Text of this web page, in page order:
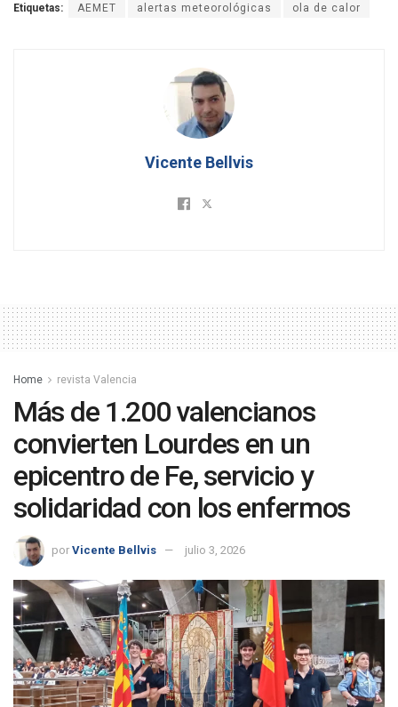
Etiquetas: AEMET alertas meteorológicas ola de calor
Vicente Bellvis
Home revista Valencia
Más de 1.200 valencianos
convierten Lourdes en un
epicentro de Fe, servicio y
solidaridad con los enfermos
por Vicente Bellvis julio 3, 2026